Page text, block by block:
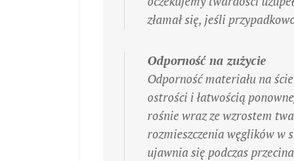
złamał się, jeśli
Odporność na zużycie
Odporność materiału na
ostrości i łatwością
rośnie wraz ze wzrostem
rozmieszczenia węglików w
ujawnia się podczas